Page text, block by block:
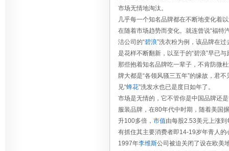
市场无情地淘汰。
几乎每一个知名品牌都在不断地变化着
在随着市场趋势而变化。就连曾说“福特
洁公司的“碧浪”洗衣粉为例，该品牌在过
是花样不断翻新，以至于的“碧浪”早已
那些抱着知名品牌吃一辈子，不肯防微
牌大都是“各领风骚三五年”的缘故，君不
见“蜂花”洗发水也已是度日如年了。
市场是无情的，它不管你是中国品牌还
服装品牌，在80年代中时期，随着美国
升100多倍， 市值由每股2.53美元上涨
有抓住其主要消费者即14-19岁年青人
1997年李维斯公司被迫关闭了设在欧美